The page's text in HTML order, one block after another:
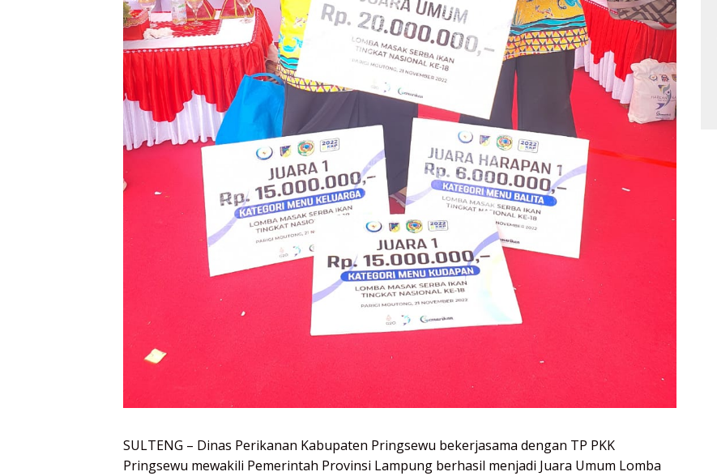
SULTENG – Dinas Perikanan Kabupaten Pringsewu bekerjasama dengan TP PKK
Pringsewu mewakili Pemerintah Provinsi Lampung berhasil menjadi Juara Umum Lomba